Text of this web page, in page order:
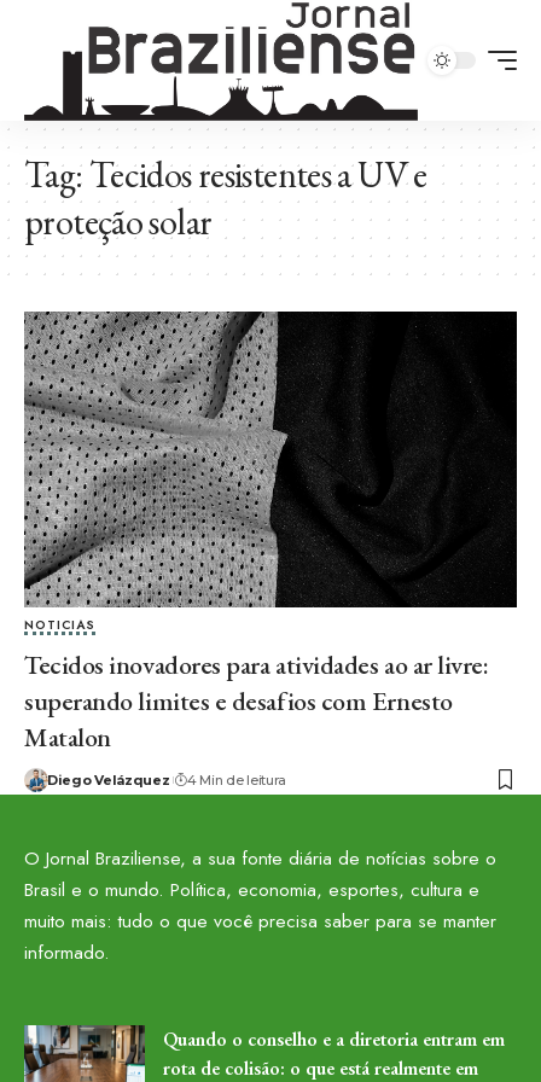
Tag:Tecidos resistentes a UV e
proteção solar
NOTICIAS
Tecidos inovadores para atividades ao ar livre:
superando limites e desafios com Ernesto
Matalon
Diego Velázquez 4 Min de leitura
O Jornal Braziliense, a sua fonte diária de notícias sobre o
Brasil e o mundo. Política, economia, esportes, cultura e
muito mais: tudo o que você precisa saber para se manter
informado.
Quando o conselho e a diretoria entram em
rota de colisão: o que está realmente em